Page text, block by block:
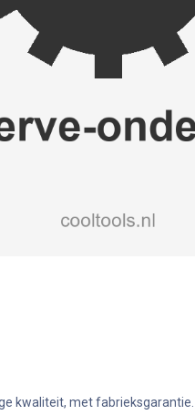
kwaliteit, met